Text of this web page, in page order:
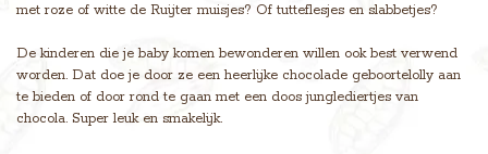
met roze of witte de Ruijter muisjes? Of tutteflesjes en slabbetjes?
De kinderen die je baby komen bewonderen willen ook best verwend
worden. Dat doe je door ze een heerlijke chocolade geboortelolly aan
te bieden of door rond te gaan met een doos junglediertjes van
chocola. Super leuk en smakelijk.